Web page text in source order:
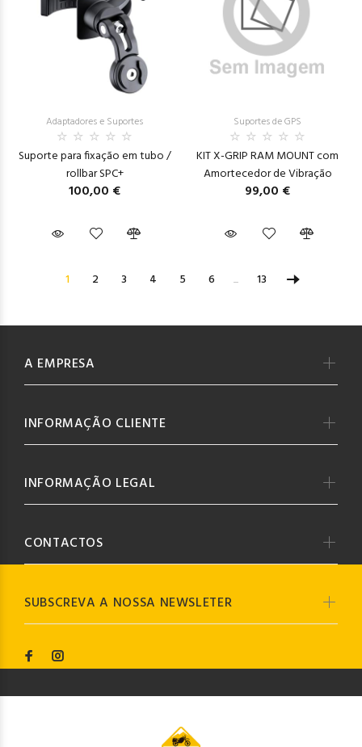
Adaptadores e Suportes
Suporte para fixação em tubo /
rollbar SPC+
100,00 €
Suportes de GPS
KIT X-GRIP RAM MOUNT com
Amortecedor de Vibração
99,00 €
1 2 3 4 5 6 ... 13
SUBSCREVA A NOSSA NEWSLETER
A EMPRESA
INFORMAÇÃO CLIENTE
INFORMAÇÃO LEGAL
CONTACTOS